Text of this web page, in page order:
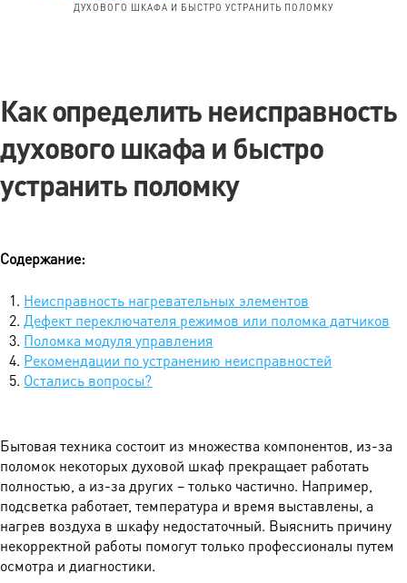
ДУХОВОГО ШКАФА И БЫСТРО УСТРАНИТЬ ПОЛОМКУ
Как определить неисправность
духового шкафа и быстро
устранить поломку
Содержание:
Неисправность нагревательных элементов
Дефект переключателя режимов или поломка датчиков
Поломка модуля управления
Рекомендации по устранению неисправностей
Остались вопросы?
Бытовая техника состоит из множества компонентов, из-за
поломок некоторых духовой шкаф прекращает работать
полностью, а из-за других – только частично. Например,
подсветка работает, температура и время выставлены, а
нагрев воздуха в шкафу недостаточный. Выяснить причину
некорректной работы помогут только профессионалы путем
осмотра и диагностики.